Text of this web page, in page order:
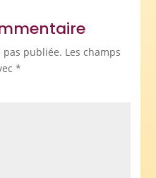
pas publiée. Les champs
*